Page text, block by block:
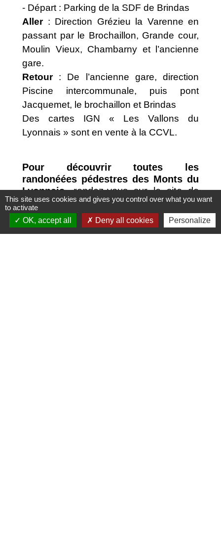
- Départ : Parking de la SDF de Brindas
Aller : Direction Grézieu la Varenne en
passant par le Brochaillon, Grande cour,
Moulin Vieux, Chambarny et l’ancienne
gare.
Retour : De l’ancienne gare, direction
Piscine intercommunale, puis pont
Jacquemet, le brochaillon et Brindas
Des cartes IGN « Les Vallons du
Lyonnais » sont en vente à la CCVL.
Pour découvrir toutes les
randonéées pédestres des Monts du
Lyonnais,rendez-vous sur le site de
l'Office du Tourisme des Monts du
Lyonnais.
This site uses cookies and gives you control over what you want
to activate
OK, accept all
Deny all cookies Personalize